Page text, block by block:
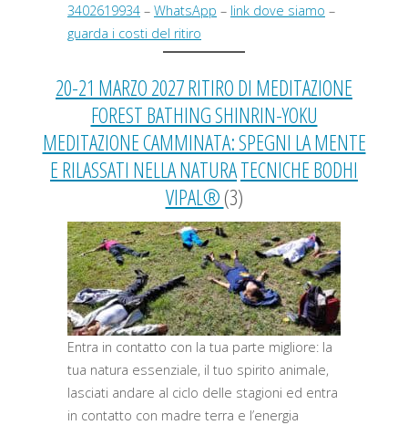
3402619934 – WhatsApp – link dove siamo –
guarda i costi del ritiro
20-21 MARZO 2027 RITIRO DI MEDITAZIONE
FOREST BATHING SHINRIN-YOKU
MEDITAZIONE CAMMINATA: SPEGNI LA MENTE
E RILASSATI NELLA NATURATECNICHE BODHI
VIPAL®(3)
Entra in contatto con la tua parte migliore: la
tua natura essenziale, il tuo spirito animale,
lasciati andare al ciclo delle stagioni ed entra
in contatto con madre terra e l’energia